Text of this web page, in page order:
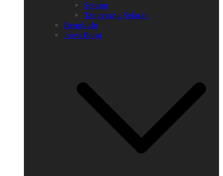
Serang
Tangerang Selatan
Bengkulu
Jawa Barat